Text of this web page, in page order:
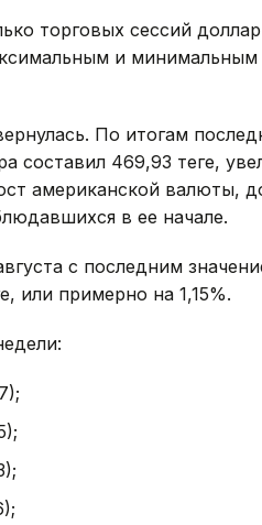
торговых сессий
и минимальным
По итогам
469,93 теңге,
американской валюты,
в ее начале.
с последним
или примерно на 1,15%.